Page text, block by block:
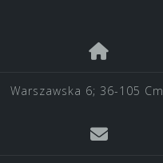
Warszawska 6; 36-105